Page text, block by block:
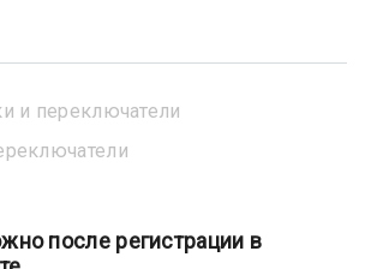
и переключатели
после регистрации в